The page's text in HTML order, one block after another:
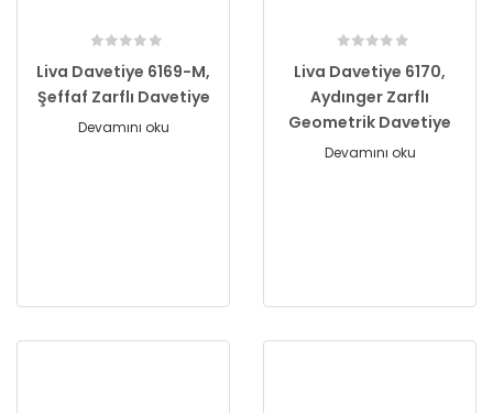
Liva Davetiye 6169-M,
Şeffaf Zarflı Davetiye
Devamını oku
Liva Davetiye 6170,
Aydınger Zarflı
Geometrik Davetiye
Devamını oku